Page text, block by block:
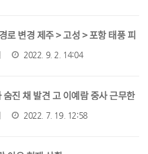
로 변경 제주 > 고성 > 포항 태풍 피
2022. 9. 2. 14:04
숨진 채 발견 고 이예람 중사 근무한
2022. 7. 19. 12:58